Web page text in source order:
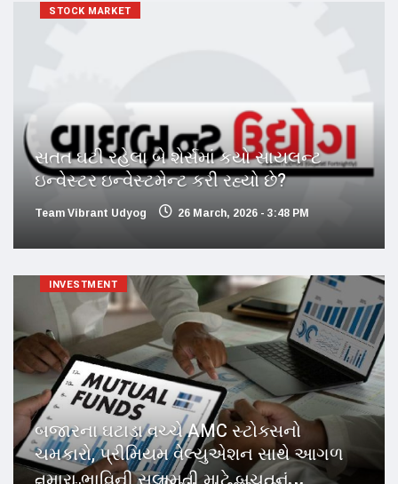
STOCK MARKET
સતત ઘટી રહેલા બે શેર્સમાં કયો સાયલન્ટ
ઇન્વેસ્ટર ઇન્વેસ્ટમેન્ટ કરી રહ્યો છે?
Team Vibrant Udyog 26 March, 2026 - 3:48 PM
INVESTMENT
બજારના ઘટાડા વચ્ચે AMC સ્ટોક્સનો
ચમકારો, પ્રીમિયમ વેલ્યુએશન સાથે આગળ